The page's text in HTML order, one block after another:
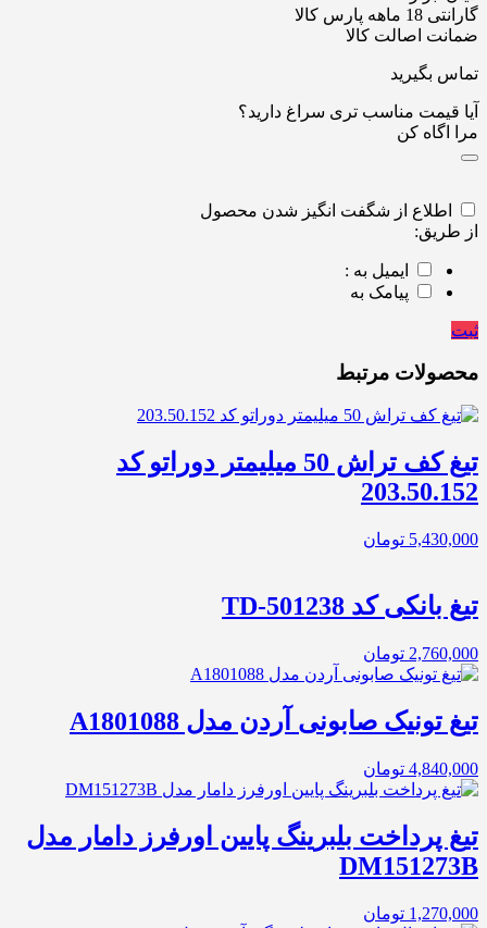
گارانتی 18 ماهه پارس کالا
ضمانت اصالت کالا
تماس بگیرید
آیا قیمت مناسب تری سراغ دارید؟
مرا اگاه کن
اطلاع از شگفت انگیز شدن محصول
از طریق:
ایمیل به :
پیامک به
ثبت
محصولات مرتبط
تیغ کف تراش 50 میلیمتر دوراتو کد
203.50.152
5,430,000 تومان
تیغ بانکی کد TD-501238
2,760,000 تومان
تیغ تونیک صابونی آردن مدل A1801088
4,840,000 تومان
تیغ پرداخت بلبرینگ پایین اورفرز دامار مدل
DM151273B
1,270,000 تومان